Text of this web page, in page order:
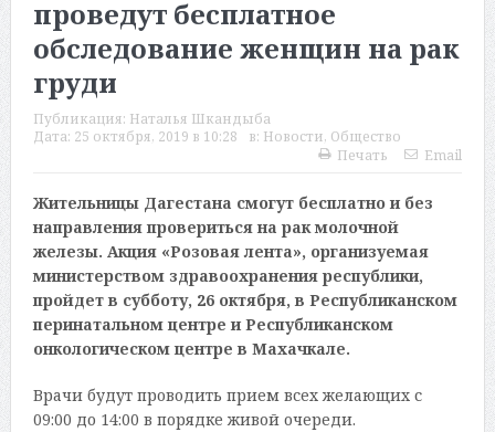
проведут бесплатное
обследование женщин на рак
груди
Публикация: Наталья Шкандыба
Дата: 25 октября, 2019 в 10:28 в: Новости, Общество
Печать
Email
Жительницы Дагестана смогут бесплатно и без
направления провериться на рак молочной
железы. Акция «Розовая лента», организуемая
министерством здравоохранения республики,
пройдет в субботу, 26 октября, в Республиканском
перинатальном центре и Республиканском
онкологическом центре в Махачкале.
Врачи будут проводить прием всех желающих с
09:00 до 14:00 в порядке живой очереди.